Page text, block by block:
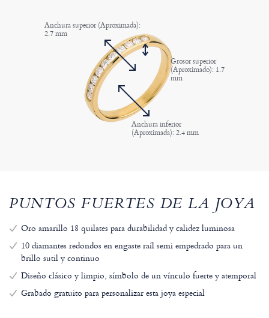
Anchura superior (Aproximada):
2.7 mm
Grosor superior
(Aproximado): 1.7
mm
Anchura inferior
(Aproximada): 2.4 mm
PUNTOS FUERTES DE LA JOYA
Oro amarillo 18 quilates para durabilidad y calidez luminosa
10 diamantes redondos en engaste raíl semi empedrado para un
brillo sutil y continuo
Diseño clásico y limpio, símbolo de un vínculo fuerte y atemporal
Grabado gratuito para personalizar esta joya especial